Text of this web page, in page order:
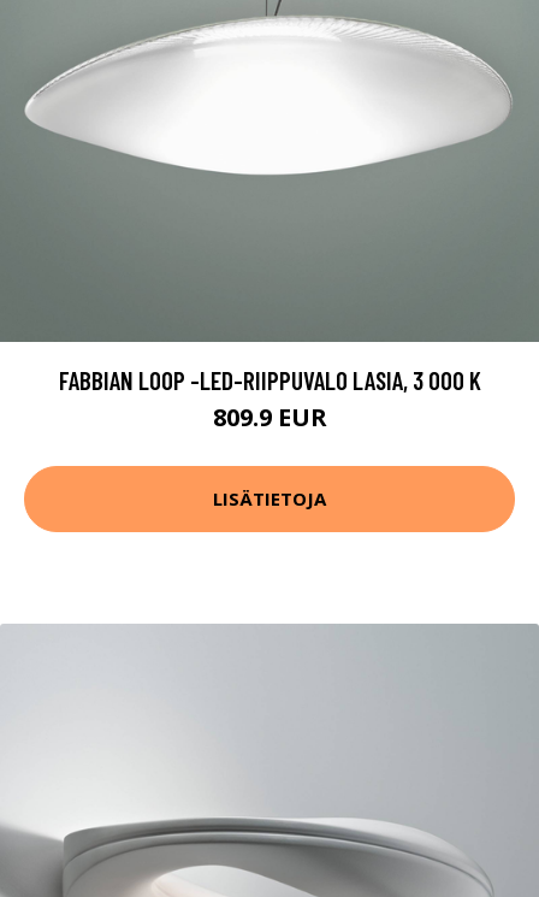
FABBIAN LOOP -LED-RIIPPUVALO LASIA, 3 000 K
809.9 EUR
LISÄTIETOJA